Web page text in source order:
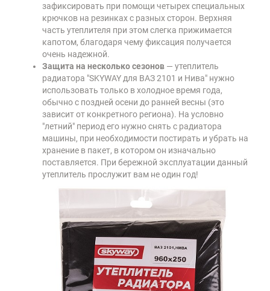
зафиксировать при помощи четырех специальных
крючков на резинках с разных сторон. Верхняя
часть утеплителя при этом слегка прижимается
капотом, благодаря чему фиксация получается
очень надежной.
Защита на несколько сезонов — утеплитель
радиатора "SKYWAY для ВАЗ 2101 и Нива" нужно
использовать только в холодное время года,
обычно с поздней осени до ранней весны (это
зависит от конкретного региона). На условно
"летний" период его нужно снять с радиатора
машины, при необходимости постирать и убрать на
хранение в пакет, в котором он изначально
поставляется. При бережной эксплуатации данный
утеплитель прослужит вам не один год!